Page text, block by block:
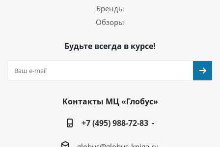
Бренды
Обзоры
Будьте всегда в курсе!
Контакты МЦ «Глобус»
+7 (495) 988-72-83